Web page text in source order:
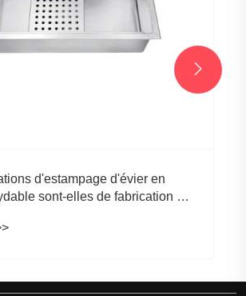
d'estampage d'évier en
sont-elles de fabrication de
